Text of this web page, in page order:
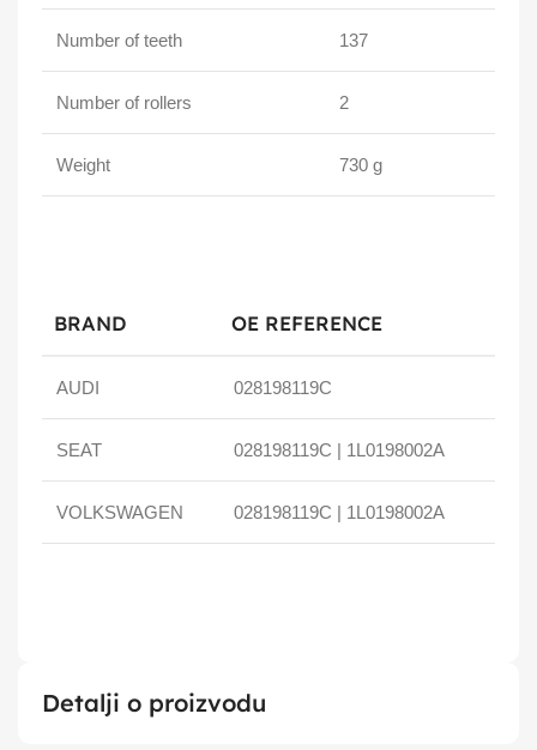
Number of teeth 137
Number of rollers 2
Weight 730 g
BRAND OE REFERENCE
AUDI 028198119C
SEAT 028198119C | 1L0198002A
VOLKSWAGEN 028198119C | 1L0198002A
Detalji o proizvodu